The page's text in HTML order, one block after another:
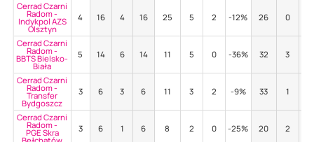
Cerrad Czarni
Radom -
Indykpol AZS
Olsztyn
4 16 4 16 25 5 2 -12% 26 0
Cerrad Czarni
Radom -
BBTS Bielsko-
Biała
5 14 6 14 11 5 0 -36% 32 3
Cerrad Czarni
Radom -
Transfer
Bydgoszcz
3 6 3 6 11 3 2 -9% 33 1
Cerrad Czarni
Radom -
PGE Skra 3 6 1 6 8 2 0 -25% 20 2